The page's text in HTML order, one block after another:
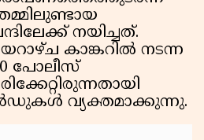
നയിച്ചത്.
കാങ്കറിൽ നടന്ന
പോലീസ്
വ്യക്തമാക്കുന്നു.